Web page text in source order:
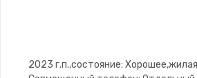
2023 г.п.,состояние: